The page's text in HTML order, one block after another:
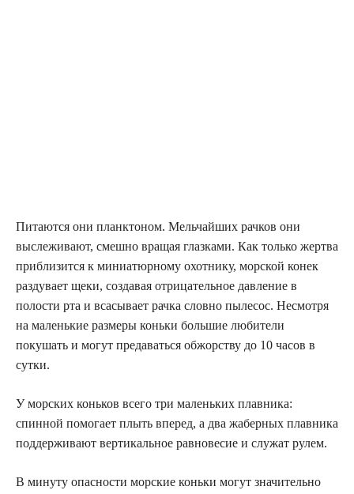
Питаются они планктоном. Мельчайших рачков они
выслеживают, смешно вращая глазками. Как только жертва
приблизится к миниатюрному охотнику, морской конек
раздувает щеки, создавая отрицательное давление в
полости рта и всасывает рачка словно пылесос. Несмотря
на маленькие размеры коньки большие любители
покушать и могут предаваться обжорству до 10 часов в
сутки.
У морских коньков всего три маленьких плавника:
спинной помогает плыть вперед, а два жаберных плавника
поддерживают вертикальное равновесие и служат рулем.
В минуту опасности морские коньки могут значительно